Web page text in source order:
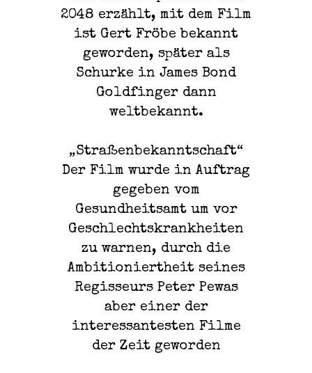
2048 erzählt, mit dem Film
ist Gert Fröbe bekannt
geworden, später als
Schurke in James Bond
Goldfinger dann
weltbekannt.
„Straßenbekanntschaft“
Der Film wurde in Auftrag
gegeben vom
Gesundheitsamt um vor
Geschlechtskrankheiten
zu warnen, durch die
Ambitioniertheit seines
Regisseurs Peter Pewas
aber einer der
interessantesten Filme
der Zeit geworden